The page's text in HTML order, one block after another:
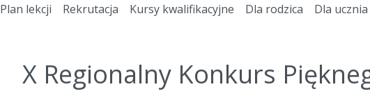
Plan lekcji Rekrutacja Kursy kwalifikacyjne Dla rodzica Dla ucznia
X Regionalny Konkurs